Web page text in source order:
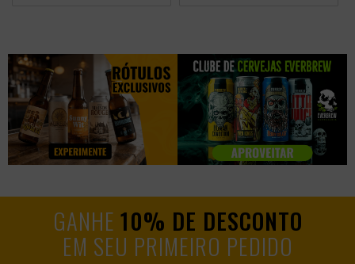
GANHE 10% DE DESCONTO
EM SEU PRIMEIRO PEDIDO